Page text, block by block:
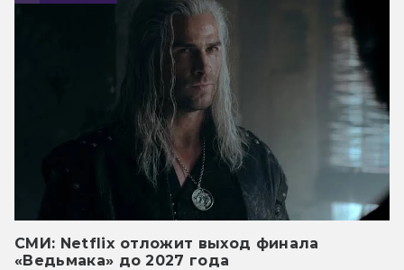
СМИ: Netflix отложит выход финала
«Ведьмака» до 2027 года